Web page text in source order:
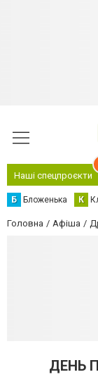
Наші спецпроєкти
Б Бложенька К
Головна Афіша
ДЕНЬ